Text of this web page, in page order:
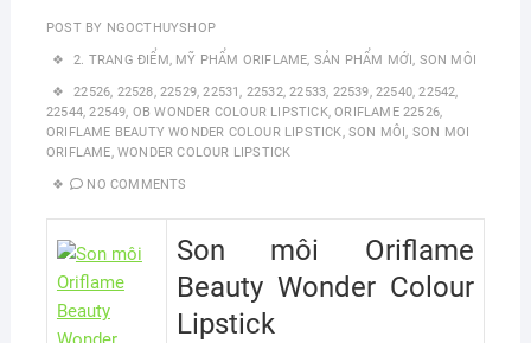
POST BY NGOCTHUYSHOP
2. TRANG ĐIỂM, MỸ PHẨM ORIFLAME, SẢN PHẨM MỚI, SON MÔI
22526, 22528, 22529,22531, 22532,22533, 22539, 22540,22542,
22544,22549, OB WONDER COLOUR LIPSTICK,ORIFLAME 22526,
ORIFLAME BEAUTY WONDER COLOUR LIPSTICK, SON MÔI, SON MOI
ORIFLAME, WONDER COLOUR LIPSTICK
NO COMMENTS
Son môi Oriflame
Beauty Wonder Colour
Lipstick